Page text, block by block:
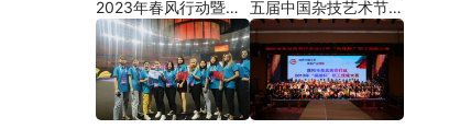
2023年春风行动暨就
业援助月”首场新春招
聘会活动
五届中国杂技艺术节加
油添彩